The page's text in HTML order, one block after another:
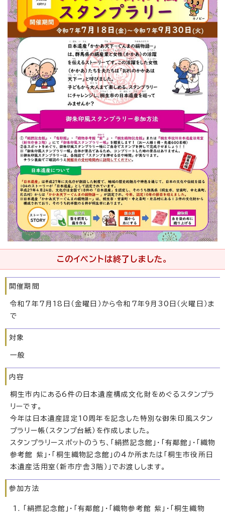
このイベントは終了しました。
開催期間
令和7年7月18日（金曜日）から令和7年9月30日（火曜日）ま
で
対象
一般
内容
桐生市内にある6件の日本遺産構成文化財をめぐるスタンプラ
リーです。
今年は日本遺産認定10周年を記念した特別な御朱印風スタン
プラリー帳（スタンプ台紙）を作成しました。
スタンプラリースポットのうち、「絹撚記念館」・「有鄰館」・「織物
参考館 紫」・「桐生織物記念館」の4か所または「桐生市役所日
本遺産活用室（新市庁舎3階）」でお渡しします。
参加方法
「絹撚記念館」・「有鄰館」・「織物参考館 紫」・「桐生織物